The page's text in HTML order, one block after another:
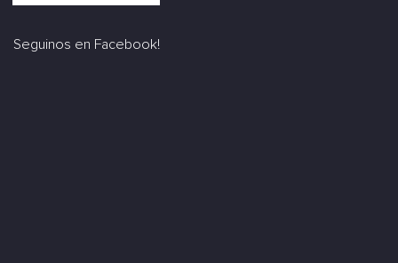
Seguinos en Facebook!